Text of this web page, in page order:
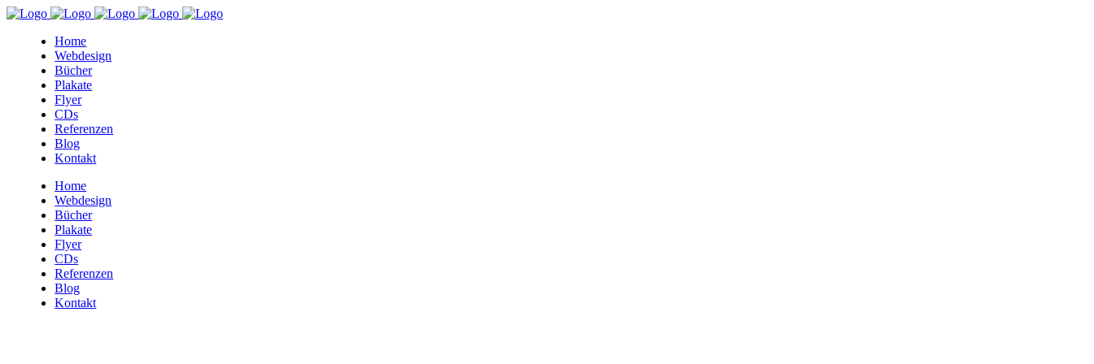
Home
Webdesign
Bücher
Plakate
Flyer
CDs
Referenzen
Blog
Kontakt
Home
Webdesign
Bücher
Plakate
Flyer
CDs
Referenzen
Blog
Kontakt